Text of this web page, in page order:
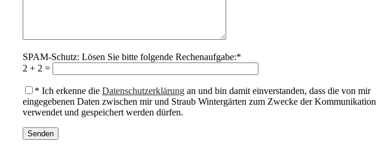
SPAM-Schutz: Lösen Sie bitte folgende Rechenaufgabe:*
2 + 2 =
* Ich erkenne die Datenschutzerklärung an und bin damit einverstanden, dass die von mir
eingegebenen Daten zwischen mir und Straub Wintergärten zum Zwecke der Kommunikation
verwendet und gespeichert werden dürfen.